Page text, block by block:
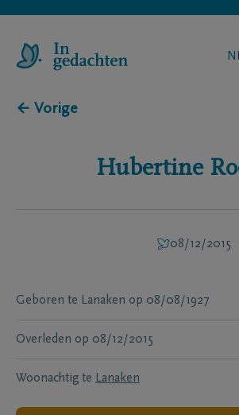
← Vorige
Hubertine
08/12/2015
Geboren te Lanaken op 08/08/1927
Overleden op 08/12/2015
Woonachtig te Lanaken